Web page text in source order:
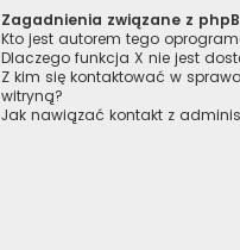
Zagadnienia związane z
Kto jest autorem tego
Dlaczego funkcja X nie jest
Z kim się kontaktować w
witryną?
Jak nawiązać kontakt z